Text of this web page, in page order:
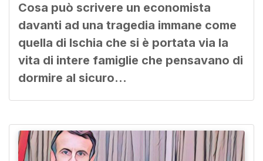
Cosa può scrivere un economista
davanti ad una tragedia immane come
quella di Ischia che si è portata via la
vita di intere famiglie che pensavano di
dormire al sicuro…